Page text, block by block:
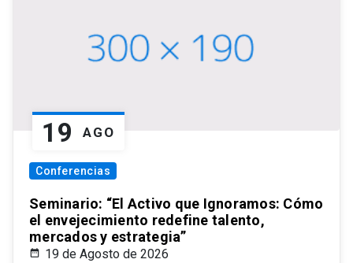
19 AGO
Conferencias
Seminario: “El Activo que Ignoramos: Cómo
el envejecimiento redefine talento,
mercados y estrategia”
19 de Agosto de 2026